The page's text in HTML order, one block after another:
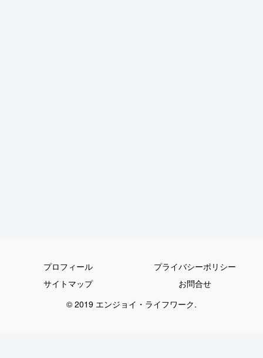
プロフィール
プライバシーポリシー
サイトマップ
お問合せ
© 2019 エンジョイ・ライフワーク.